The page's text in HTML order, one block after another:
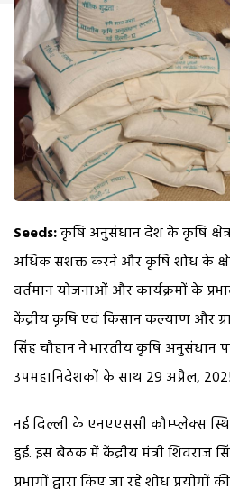
Seeds:कृषि अनुसंधान देश के कृषि
अधिक सशक्त करने और कृषि शोध के
वर्तमान योजनाओं और कार्यक्रमों के
केंद्रीय कृषि एवं किसान कल्याण और
सिंह चौहान ने भारतीय कृषि
उपमहानिदेशकों के साथ 29 अप्रैल,
नई दिल्ली के एनएएससी कौम्प्लेक्स
हुई. इस बैठक में केंद्रीय मंत्री शिवराज
प्रभागों द्वारा किए जा रहे शोध